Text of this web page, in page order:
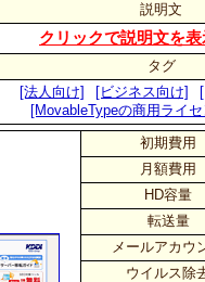
説明文
クリックで説明文を
タグ
[法人向け]
[ビジネス向け]
[MovableTypeの商用ライ
初期費用
月額費用
HD容量
転送量
メールアカウ
ウイルス除